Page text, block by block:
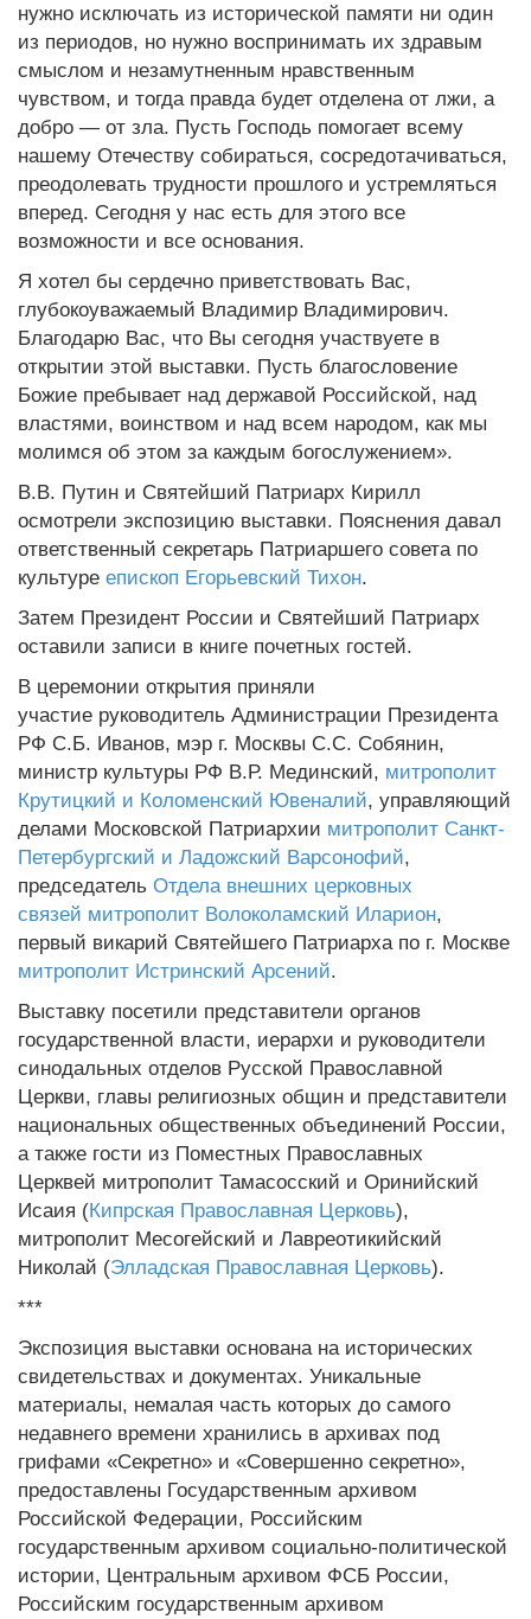
нужно исключать из исторической памяти ни один
из периодов, но нужно воспринимать их здравым
смыслом и незамутненным нравственным
чувством, и тогда правда будет отделена от лжи, а
добро — от зла. Пусть Господь помогает всему
нашему Отечеству собираться, сосредотачиваться,
преодолевать трудности прошлого и устремляться
вперед. Сегодня у нас есть для этого все
возможности и все основания.
Я хотел бы сердечно приветствовать Вас,
глубокоуважаемый Владимир Владимирович.
Благодарю Вас, что Вы сегодня участвуете в
открытии этой выставки. Пусть благословение
Божие пребывает над державой Российской, над
властями, воинством и над всем народом, как мы
молимся об этом за каждым богослужением».
В.В. Путин и Святейший Патриарх Кирилл
осмотрели экспозицию выставки. Пояснения давал
ответственный секретарь Патриаршего совета по
культуре епископ Егорьевский Тихон.
Затем Президент России и Святейший Патриарх
оставили записи в книге почетных гостей.
В церемонии открытия приняли
участие руководитель Администрации Президента
РФ С.Б. Иванов, мэр г. Москвы С.С. Собянин,
министр культуры РФ В.Р. Мединский, митрополит
Крутицкий и Коломенский Ювеналий, управляющий
делами Московской Патриархии митрополит Санкт-
Петербургский и Ладожский Варсонофий,
председатель Отдела внешних церковных
связей митрополит Волоколамский Иларион,
первый викарий Святейшего Патриарха по г. Москве
митрополит Истринский Арсений.
Выставку посетили представители органов
государственной власти, иерархи и руководители
синодальных отделов Русской Православной
Церкви, главы религиозных общин и представители
национальных общественных объединений России,
а также гости из Поместных Православных
Церквей митрополит Тамасосский и Оринийский
Исаия (Кипрская Православная Церковь),
митрополит Месогейский и Лавреотикийский
Николай (Элладская Православная Церковь).
***
Экспозиция выставки основана на исторических
свидетельствах и документах. Уникальные
материалы, немалая часть которых до самого
недавнего времени хранились в архивах под
грифами «Секретно» и «Совершенно секретно»,
предоставлены Государственным архивом
Российской Федерации, Российским
государственным архивом социально-политической
истории, Центральным архивом ФСБ России,
Российским государственным архивом